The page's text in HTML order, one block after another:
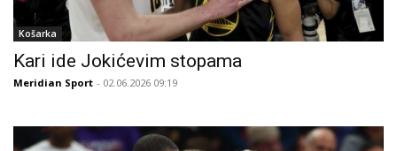
Košarka
Kari ide Jokićevim stopama
Meridian Sport - 02.06.2026 09:19